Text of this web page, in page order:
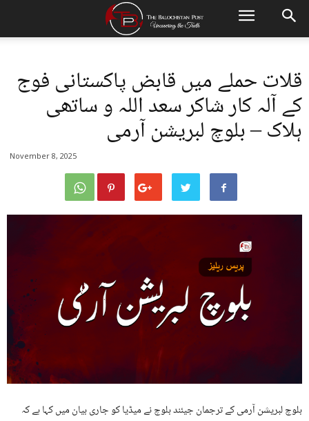
قلات حملے میں قابض پاکستانی فوج
کے آلہ کار شاکر سعد اللہ و ساتھی
ہلاک – بلوچ لبریشن آرمی
November 8, 2025
بلوچ لبریشن آرمی کے ترجمان جیئند بلوچ نے میڈیا کو جاری بیان میں کہا ہے کہ